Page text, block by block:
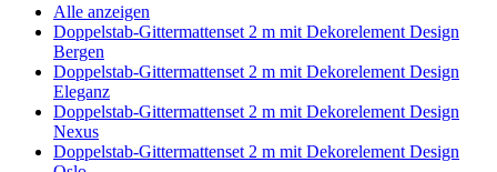
Alle anzeigen
Doppelstab-Gittermattenset 2 m mit Dekorelement Design
Bergen
Doppelstab-Gittermattenset 2 m mit Dekorelement Design
Eleganz
Doppelstab-Gittermattenset 2 m mit Dekorelement Design
Nexus
Doppelstab-Gittermattenset 2 m mit Dekorelement Design